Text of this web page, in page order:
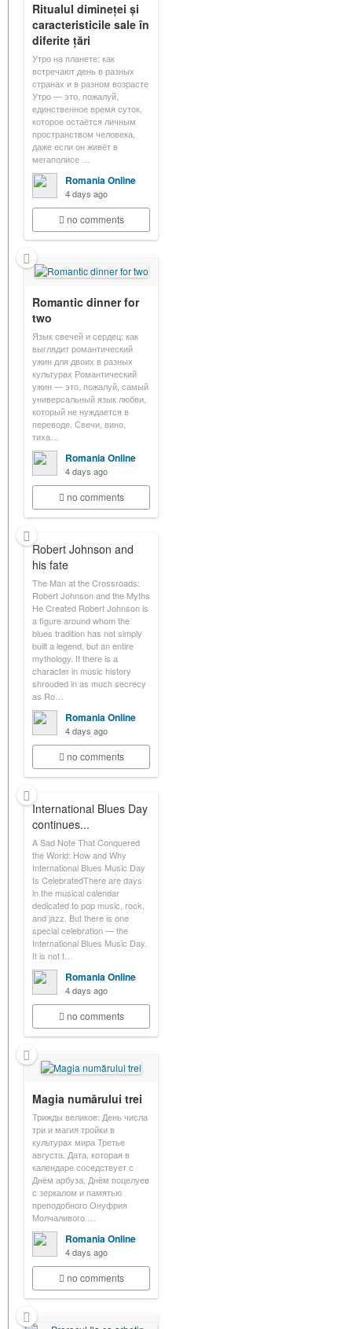
Ritualul dimineței și
caracteristicile sale în
diferite țări
Утро на планете: как
встречают день в разных
странах и в разном возрасте
Утро — это, пожалуй,
единственное время суток,
которое остаётся личным
пространством человека,
даже если он живёт в
мегаполисе …
Romania Online
4 days ago
no comments
Romantic dinner for
two
Язык свечей и сердец: как
выглядит романтический
ужин для двоих в разных
культурах Романтический
ужин — это, пожалуй, самый
универсальный язык любви,
который не нуждается в
переводе. Свечи, вино,
тиха…
Romania Online
4 days ago
no comments
Robert Johnson and
his fate
The Man at the Crossroads:
Robert Johnson and the Myths
He Created Robert Johnson is
a figure around whom the
blues tradition has not simply
built a legend, but an entire
mythology. If there is a
character in music history
shrouded in as much secrecy
as Ro…
Romania Online
4 days ago
no comments
International Blues Day
continues...
A Sad Note That Conquered
the World: How and Why
International Blues Music Day
Is CelebratedThere are days
in the musical calendar
dedicated to pop music, rock,
and jazz. But there is one
special celebration — the
International Blues Music Day.
It is not t…
Romania Online
4 days ago
no comments
Magia numărului trei
Трижды великое: День числа
три и магия тройки в
культурах мира Третье
августа. Дата, которая в
календаре соседствует с
Днём арбуза, Днём поцелуев
с зеркалом и памятью
преподобного Онуфрия
Молчаливого.…
Romania Online
4 days ago
no comments